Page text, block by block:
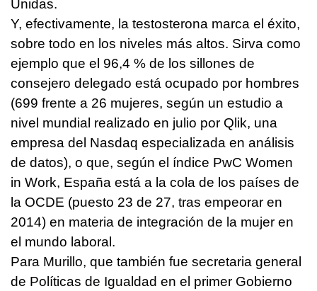
Unidas.
Y, efectivamente, la testosterona marca el éxito,
sobre todo en los niveles más altos. Sirva como
ejemplo que el 96,4 % de los sillones de
consejero delegado está ocupado por hombres
(699 frente a 26 mujeres, según un estudio a
nivel mundial realizado en julio por Qlik, una
empresa del Nasdaq especializada en análisis
de datos), o que, según el índice PwC Women
in Work, España está a la cola de los países de
la OCDE (puesto 23 de 27, tras empeorar en
2014) en materia de integración de la mujer en
el mundo laboral.
Para Murillo, que también fue secretaria general
de Políticas de Igualdad en el primer Gobierno